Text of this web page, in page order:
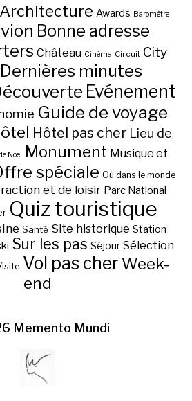
Architecture Awards Baromètre
Bonne adresse
Château Cinéma Circuit City
Dernières minutes
Evénement
Guide de voyage
Hôtel pas cher Lieu de
Noël Monument Musique et
spéciale Où dans le monde
et de loisir Parc National
Quiz touristique
Santé Site historique Station
Sur les pas Séjour Sélection
Vol pas cher Week-
end
Memento Mundi